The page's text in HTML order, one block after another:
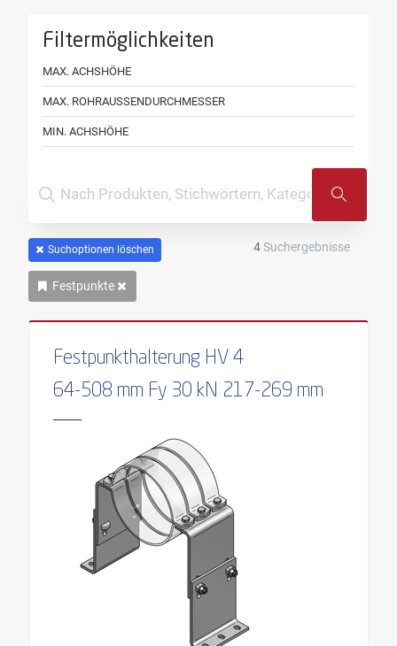
Filtermöglichkeiten
MAX. ACHSHÖHE
MAX. ROHRAUSSENDURCHMESSER
MIN. ACHSHÖHE
Suchoptionen löschen
Festpunkte
4Suchergebnisse
Festpunkthalterung HV 4
64-508 mm Fy 30 kN 217-269 mm